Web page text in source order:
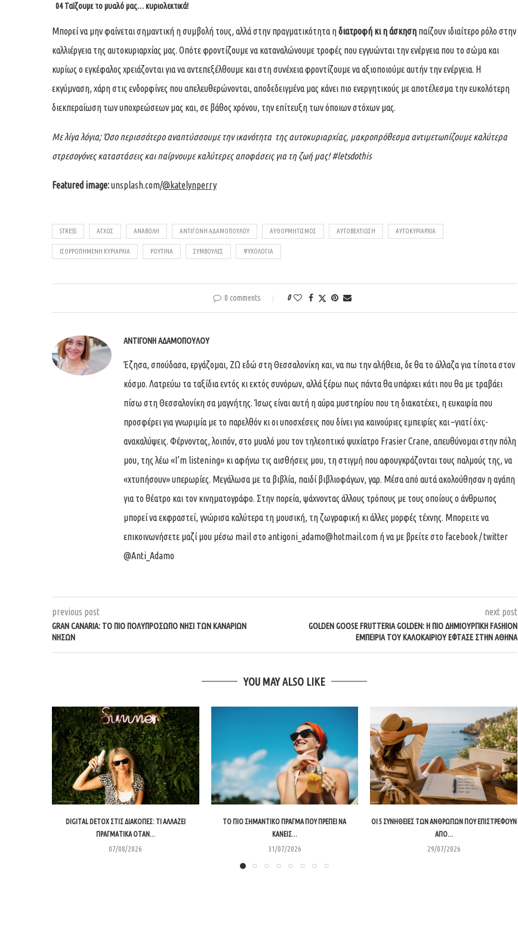
04 Ταϊζουμε το μυαλό μας… κυριολεκτικά!
Μπορεί να μην φαίνεται σημαντική η συμβολή τους, αλλά στην πραγματικότητα ηδιατροφή κι η άσκηση παίζουν ιδιαίτερο ρόλο στην
καλλιέργεια της αυτοκυριαρχίας μας. Οπότε φροντίζουμε να καταναλώνουμε τροφές που εγγυώνται την ενέργεια που το σώμα και
κυρίως ο εγκέφαλος χρειάζονται για να αντεπεξέλθουμε και στη συνέχεια φροντίζουμε να αξιοποιούμε αυτήν την ενέργεια. Η
εκγύμναση, χάρη στις ενδορφίνες που απελευθερώνονται, αποδεδειγμένα μας κάνει πιο ενεργητικούς με αποτέλεσμα την ευκολότερη
διεκπεραίωση των υποχρεώσεων μας και, σε βάθος χρόνου, την επίτευξη των όποιων στόχων μας.
Με λίγα λόγια; Όσο περισσότερο αναπτύσσουμε την ικανότητα της αυτοκυριαρχίας, μακροπρόθεσμα αντιμετωπίζουμε καλύτερα
στρεσογόνες καταστάσεις και παίρνουμε καλύτερες αποφάσεις για τη ζωή μας! #letsdothis
Featured image:unsplash.com/@katelynperry
STRESS ΆΓΧΟΣ ΑΝΑΒΟΛΉ ΑΝΤΙΓΌΝΗ ΑΔΑΜΟΠΟΎΛΟΥ ΑΥΘΟΡΜΗΤΙΣΜΌΣ ΑΥΤΟΒΕΛΤΊΩΣΗ ΑΥΤΟΚΥΡΙΑΡΧΊΑ
ΙΣΟΡΡΟΠΗΜΈΝΗ ΚΥΡΙΑΡΧΊΑ ΡΟΥΤΊΝΑ ΣΥΜΒΟΥΛΈΣ ΨΥΧΟΛΟΓΊΑ
0 comments 0
ΑΝΤΙΓΌΝΗ ΑΔΑΜΟΠΟΎΛΟΥ
Έζησα, σπούδασα, εργάζομαι, ΖΩ εδώ στη Θεσσαλονίκη και, να πω την αλήθεια, δε θα το άλλαζα για τίποτα στον
κόσμο. Λατρεύω τα ταξίδια εντός κι εκτός συνόρων, αλλά ξέρω πως πάντα θα υπάρχει κάτι που θα με τραβάει
πίσω στη Θεσσαλονίκη σα μαγνήτης. Ίσως είναι αυτή η αύρα μυστηρίου που τη διακατέχει, η ευκαιρία που
προσφέρει για γνωριμία με το παρελθόν κι οι υποσχέσεις που δίνει για καινούριες εμπειρίες και –γιατί όχι;-
ανακαλύψεις. Φέρνοντας, λοιπόν, στο μυαλό μου τον τηλεοπτικό ψυχίατρο Frasier Crane, απευθύνομαι στην πόλη
μου, της λέω «I’m listening» κι αφήνω τις αισθήσεις μου, τη στιγμή που αφουγκράζονται τους παλμούς της, να
«χτυπήσουν» υπερωρίες. Μεγάλωσα με τα βιβλία, παιδί βιβλιοφάγων, γαρ. Μέσα από αυτά ακολούθησαν η αγάπη
για το θέατρο και τον κινηματογράφο. Στην πορεία, ψάχνοντας άλλους τρόπους με τους οποίους ο άνθρωπος
μπορεί να εκφραστεί, γνώρισα καλύτερα τη μουσική, τη ζωγραφική κι άλλες μορφές τέχνης. Μπορειτε να
επικοινωνήσετε μαζί μου μέσω mail στο antigoni_adamo@hotmail.com ή να με βρείτε στο facebook / twitter
@Anti_Adamo
previous post
GRAN CANARIA: ΤΟ ΠΙΟ ΠΟΛΥΠΡΌΣΩΠΟ ΝΗΣΊ ΤΩΝ ΚΑΝΑΡΊΩΝ
ΝΉΣΩΝ
next post
GOLDEN GOOSE FRUTTERIA GOLDEN: Η ΠΙΟ ΔΗΜΙΟΥΡΓΙΚΉ FASHION
ΕΜΠΕΙΡΊΑ ΤΟΥ ΚΑΛΟΚΑΙΡΙΟΎ ΈΦΤΑΣΕ ΣΤΗΝ ΑΘΉΝΑ
YOU MAY ALSO LIKE
DIGITAL DETOX ΣΤΙΣ ΔΙΑΚΟΠΈΣ: ΤΙ ΑΛΛΆΖΕΙ
ΠΡΑΓΜΑΤΙΚΆ ΌΤΑΝ...
07/08/2026
ΤΟ ΠΙΟ ΣΗΜΑΝΤΙΚΌ ΠΡΆΓΜΑ ΠΟΥ ΠΡΈΠΕΙ ΝΑ
ΚΆΝΕΙΣ...
31/07/2026
ΟΙ 5 ΣΥΝΉΘΕΙΕΣ ΤΩΝ ΑΝΘΡΏΠΩΝ ΠΟΥ ΕΠΙΣΤΡΈΦΟΥΝ
ΑΠΌ...
29/07/2026